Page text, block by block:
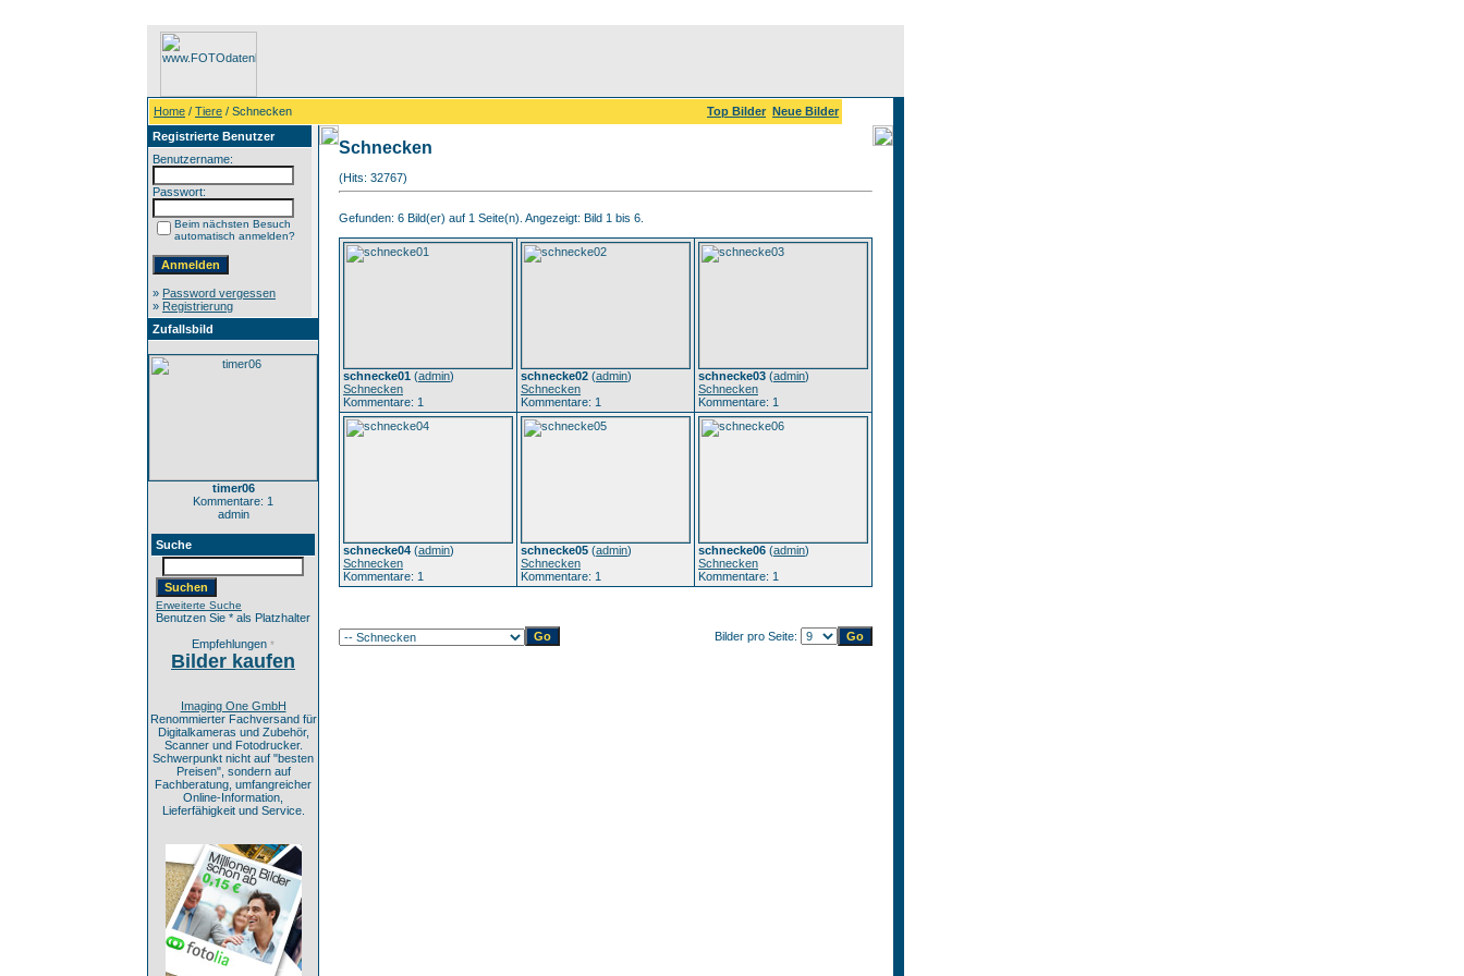
Home / Tiere / Schnecken Top Bilder Neue Bilder
Registrierte Benutzer
Benutzername:
Passwort:
Beim nächsten Besuch
automatisch anmelden?
» Password vergessen
» Registrierung
Zufallsbild
timer06
Kommentare: 1
admin
Suche
Erweiterte Suche
Benutzen Sie * als Platzhalter
Empfehlungen *
Bilder kaufen
Imaging One GmbH
Renommierter Fachversand für
Digitalkameras und Zubehör,
Scanner und Fotodrucker.
Schwerpunkt nicht auf "besten
Preisen", sondern auf
Fachberatung, umfangreicher
Online-Information,
Lieferfähigkeit und Service.
Schnecken
(Hits: 32767)
Gefunden: 6 Bild(er) auf 1 Seite(n). Angezeigt: Bild 1 bis 6.
schnecke01 (admin)
Schnecken
Kommentare: 1
schnecke02 (admin)
Schnecken
Kommentare: 1
schnecke03 (admin)
Schnecken
Kommentare: 1
schnecke04 (admin)
Schnecken
Kommentare: 1
schnecke05 (admin)
Schnecken
Kommentare: 1
schnecke06 (admin)
Schnecken
Kommentare: 1
Bilder pro Seite: